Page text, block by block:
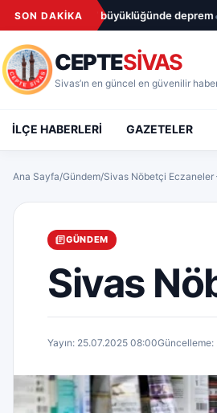
İçeriğe geç
SON DAKİKA
Sivas’ta 1.7 büyüklüğünde deprem•
CEPTESİVAS
Sivas’ın en güncel en güvenilir
İLÇE HABERLERİ GAZETELER
Ana Sayfa/Gündem/Sivas Nöbetçi Eczaneler
GÜNDEM
Sivas
Yayın: 25.07.2025 08:00Güncelleme: